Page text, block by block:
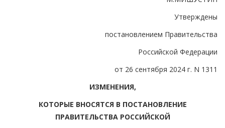
Утверждены
постановлением Правительства
Российской Федерации
от 26 сентября 2024 г. N 1311
ИЗМЕНЕНИЯ,
КОТОРЫЕ ВНОСЯТСЯ В ПОСТАНОВЛЕНИЕ
ПРАВИТЕЛЬСТВА РОССИЙСКОЙ